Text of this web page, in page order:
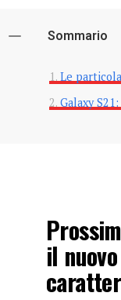
Sommario
Le
Galaxy
il